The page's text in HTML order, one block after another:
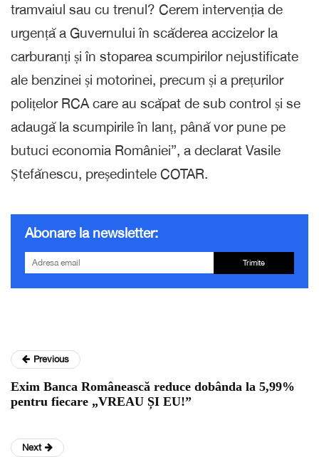
tramvaiul sau cu trenul? Cerem intervenția de
urgență a Guvernului în scăderea accizelor la
carburanți și în stoparea scumpirilor nejustificate
ale benzinei și motorinei, precum și a prețurilor
polițelor RCA care au scăpat de sub control și se
adaugă la scumpirile în lanț, până vor pune pe
butuci economia României”, a declarat Vasile
Ștefănescu, președintele COTAR.
Abonare la newsletter:
Trimite
Previous
Exim Banca Românească reduce dobânda la 5,99%
pentru fiecare „VREAU ȘI EU!”
Next